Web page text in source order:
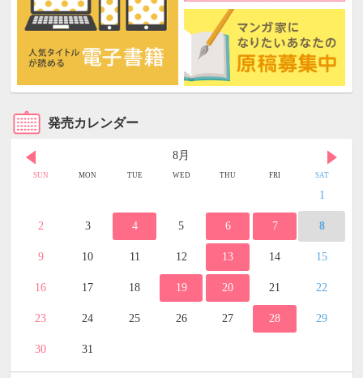
発売カレンダー
8月
SUN MON TUE WED THU FRI SAT
1
2 3 4 5 6 7 8
9 10 11 12 13 14 15
16 17 18 19 20 21 22
23 24 25 26 27 28 29
30 31